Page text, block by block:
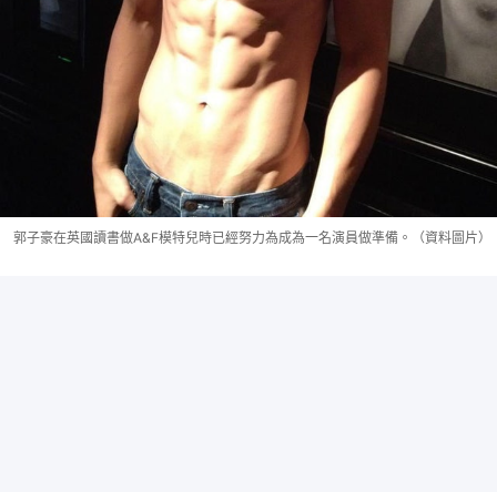
郭子豪在英國讀書做A&F模特兒時已經努力為成為一名演員做準備。（資料圖片）